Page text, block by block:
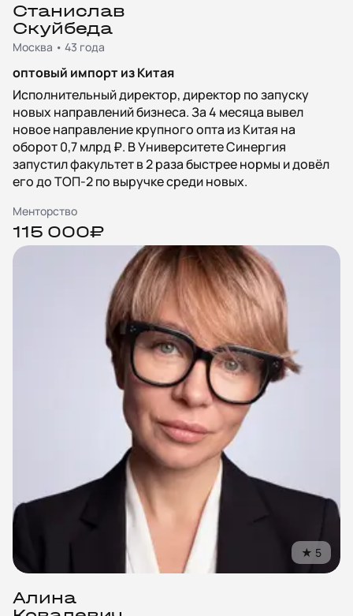
Станислав
Скуйбеда
Москва • 43 года
оптовый импорт из Китая
Исполнительный директор, директор по запуску
новых направлений бизнеса. За 4 месяца вывел
новое направление крупного опта из Китая на
оборот 0,7 млрд ₽. В Университете Синергия
запустил факультет в 2 раза быстрее нормы и довёл
его до ТОП‑2 по выручке среди новых.
Менторство
115 000₽
★ 5
Алина
©
United Mentors
Санкт-Петербург, Лиговский пр-т, 87, офис 23
hello@unimentors.ru